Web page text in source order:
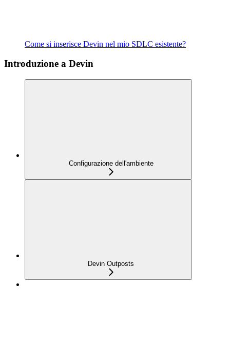
Come si inserisce Devin nel mio SDLC esistente?
Introduzione a Devin
Configurazione dell'ambiente
Devin Outposts